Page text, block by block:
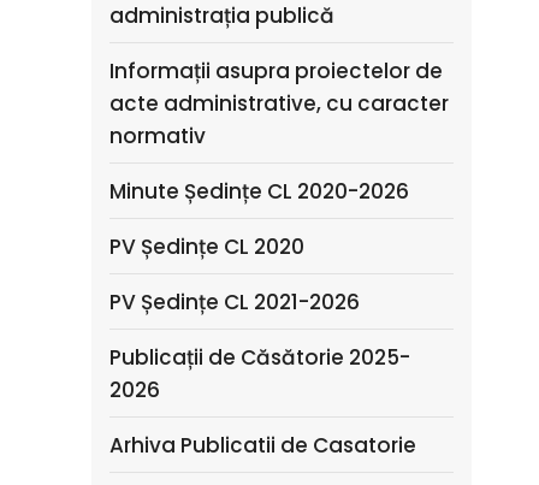
administrația publică
Informații asupra proiectelor de
acte administrative, cu caracter
normativ
Minute Ședințe CL 2020-2026
PV Ședințe CL 2020
PV Ședințe CL 2021-2026
Publicații de Căsătorie 2025-
2026
Arhiva Publicatii de Casatorie